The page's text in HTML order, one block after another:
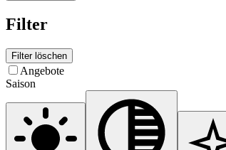
Filter
Filter löschen
Angebote
Saison